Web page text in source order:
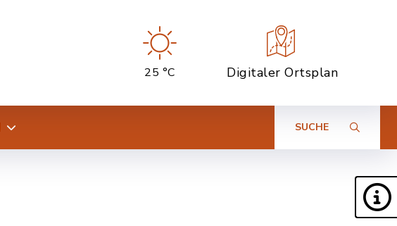
25 °C Digitaler Ortsplan
SUCHE